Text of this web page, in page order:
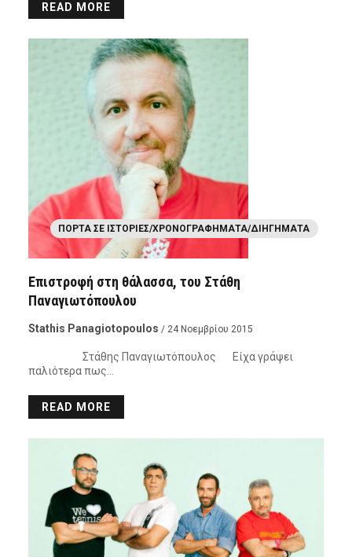
READ MORE
ΠΌΡΤΑ ΣΕ ΙΣΤΟΡΊΕΣ/ΧΡΟΝΟΓΡΑΦΉΜΑΤΑ/ΔΙΗΓΉΜΑΤΑ
Επιστροφή στη θάλασσα, του Στάθη
Παναγιωτόπουλου
Stathis Panagiotopoulos / 24 Νοεμβρίου 2015
Στάθης Παναγιωτόπουλος Είχα γράψει
παλιότερα πως…
READ MORE